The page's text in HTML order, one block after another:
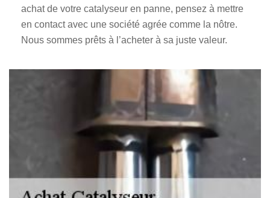
achat de votre catalyseur en panne, pensez à mettre
en contact avec une société agrée comme la nôtre.
Nous sommes prêts à l’acheter à sa juste valeur.